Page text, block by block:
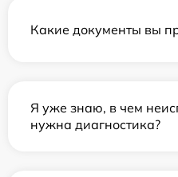
Какие документы вы
Я уже знаю, в чем
нужна диагностика?